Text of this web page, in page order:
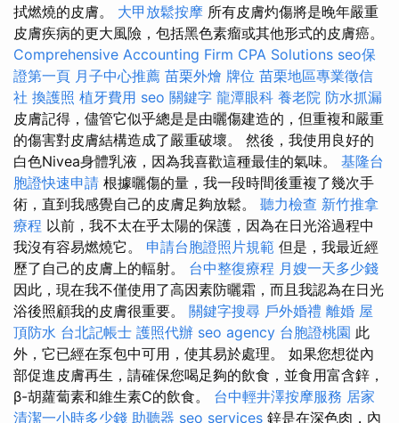
拭燃燒的皮膚。 大甲放鬆按摩 所有皮膚灼傷將是晚年嚴重
皮膚疾病的更大風險，包括黑色素瘤或其他形式的皮膚癌。
Comprehensive Accounting Firm CPA Solutions seo保
證第一頁 月子中心推薦 苗栗外燴 牌位 苗栗地區專業徵信
社 換護照 植牙費用 seo 關鍵字 龍潭眼科 養老院 防水抓漏
皮膚記得，儘管它似乎總是是由曬傷建造的，但重複和嚴重
的傷害對皮膚結構造成了嚴重破壞。 然後，我使用良好的
白色Nivea身體乳液，因為我喜歡這種最佳的氣味。 基隆台
胞證快速申請 根據曬傷的量，我一段時間後重複了幾次手
術，直到我感覺自己的皮膚足夠放鬆。 聽力檢查 新竹推拿
療程 以前，我不太在乎太陽的保護，因為在日光浴過程中
我沒有容易燃燒它。 申請台胞證照片規範 但是，我最近經
歷了自己的皮膚上的輻射。 台中整復療程 月嫂一天多少錢
因此，現在我不僅使用了高因素防曬霜，而且我認為在日光
浴後照顧我的皮膚很重要。 關鍵字搜尋 戶外婚禮 離婚 屋
頂防水 台北記帳士 護照代辦 seo agency 台胞證桃園 此
外，它已經在泵包中可用，使其易於處理。 如果您想從內
部促進皮膚再生，請確保您喝足夠的飲食，並食用富含鋅，
β-胡蘿蔔素和維生素C的飲食。 台中輕井澤按摩服務 居家
清潔一小時多少錢 助聽器 seo services 鋅是在深色肉，內